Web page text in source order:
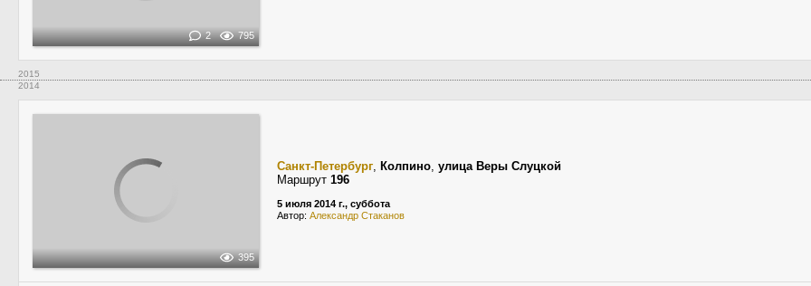
2 795
2015
2014
395
Санкт-Петербург, Колпино, улица Веры Слуцкой
Маршрут 196
5 июля 2014 г., суббота
Автор: Александр Стаканов